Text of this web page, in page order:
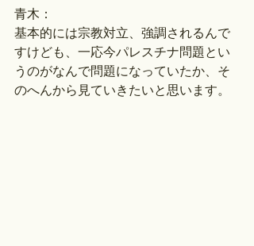
青木：
基本的には宗教対立、強調されるんで
すけども、一応今パレスチナ問題とい
うのがなんで問題になっていたか、そ
のへんから見ていきたいと思います。